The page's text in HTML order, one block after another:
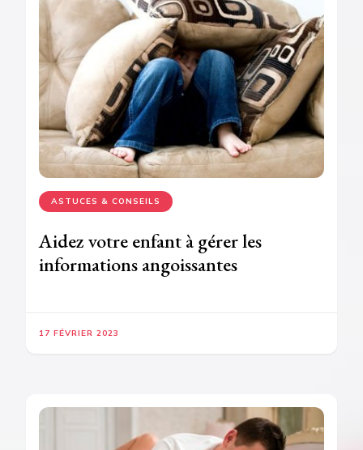
ASTUCES & CONSEILS
Aidez votre enfant à gérer les
informations angoissantes
17 FÉVRIER 2023